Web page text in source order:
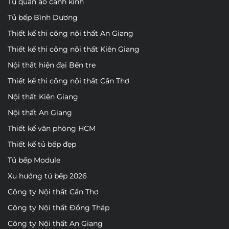
Tủ bếp Bình Dương
Thiết kế thi công nội thất An Giang
Thiết kế thi công nội thất Kiên Giang
Nội thất hiện đại Bến tre
Thiết kế thi công nội thất Cần Thơ
Nội thất Kiên Giang
Nội thất An Giang
Thiết kế văn phòng HCM
Thiết kế tủ bếp đẹp
Tủ bếp Module
Xu hướng tủ bếp 2026
Công ty Nội thất Cần Thơ
Công ty Nội thất Đồng Tháp
Công ty Nội thất An Giang